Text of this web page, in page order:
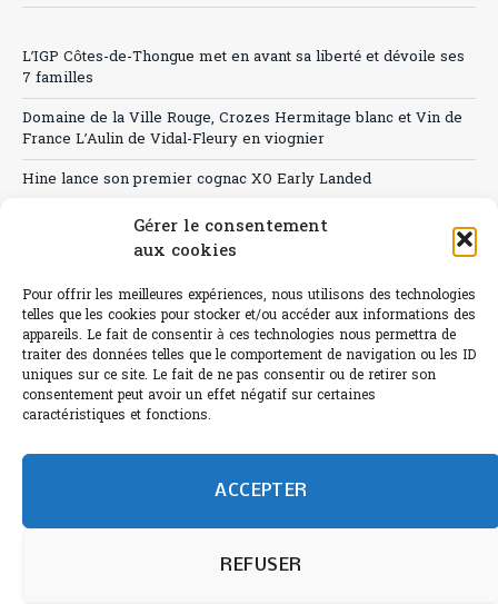
Gérer le consentement
aux cookies
Pour offrir les meilleures expériences, nous utilisons des technologies
telles que les cookies pour stocker et/ou accéder aux informations des
appareils. Le fait de consentir à ces technologies nous permettra de
traiter des données telles que le comportement de navigation ou les ID
uniques sur ce site. Le fait de ne pas consentir ou de retirer son
consentement peut avoir un effet négatif sur certaines
caractéristiques et fonctions.
ACCEPTER
REFUSER
L’IGP Côtes-de-Thongue met en avant sa liberté et dévoile ses
7 familles
Domaine de la Ville Rouge, Crozes Hermitage blanc et Vin de
France L’Aulin de Vidal-Fleury en viognier
Hine lance son premier cognac XO Early Landed
Canicule : A quand le CHR à « l’heure espagnole » ?
Sélection de rosés 2026
L'abus d'alcool est dangereux pour la santé.
humain et 0% IA de Paris Bistro Editions - SARL de Presse -
Informations légales etRGPD